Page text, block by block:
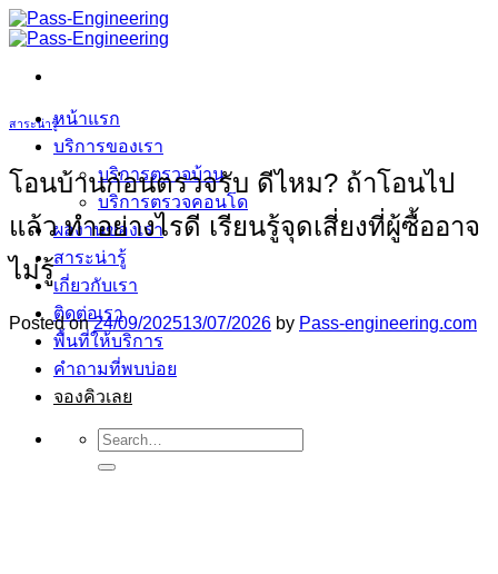
ข้าม
ไป
หน้าแรก
บริการของเรา
บริการตรวจบ้าน
บริการตรวจคอนโด
ผลงานของเรา
สาระน่ารู้
เกี่ยวกับเรา
ติดต่อเรา
พื้นที่ให้บริการ
คำถามที่พบบ่อย
จองคิวเลย
สาระน่ารู้
โอนบ้านก่อนตรวจรับ ดีไหม? ถ้าโอนไป
แล้ว ทำอย่างไรดี เรียนรู้จุดเสี่ยงที่ผู้ซื้ออาจ
ไม่รู้
Posted on24/09/202513/07/2026 by Pass-engineering.com